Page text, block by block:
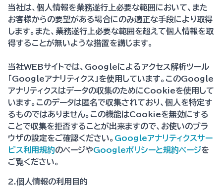
当社は、個人情報を業務遂行上必要な範囲において、また
お客様からの要望がある場合にのみ適正な手段により取得
します。また、業務遂行上必要な範囲を超えて個人情報を取
得することが無いような措置を講じます。
当社WEBサイトでは、Googleによるアクセス解析ツール
「Googleアナリティクス」を使用しています。このGoogle
アナリティクスはデータの収集のためにCookieを使用して
います。このデータは匿名で収集されており、個人を特定す
るものではありません。この機能はCookieを無効にする
ことで収集を拒否することが出来ますので、お使いのブラ
ウザの設定をご確認ください。 Googleアナリティクスサー
ビス利用規約のページやGoogleポリシーと規約ページを
ご覧ください。
2.個人情報の利用目的